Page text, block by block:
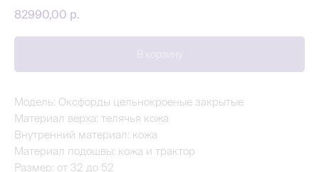
82990,00 р.
Модель: Оксфорды цельнокроеные закрытые
Материал верха: телячья кожа
Внутренний материал: кожа
Материал подошвы: кожа и трактор
Размер: от 32 до 52